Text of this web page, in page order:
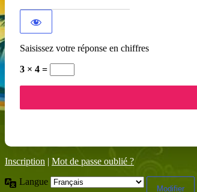
Saisissez votre réponse en chiffres
3 × 4 =
Inscription | Mot de passe oublié ?
Langue